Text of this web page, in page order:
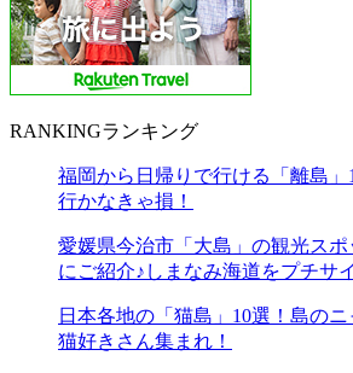
RANKINGランキング
福岡から日帰りで行ける「離島」
行かなきゃ損！
愛媛県今治市「大島」の観光ス
にご紹介♪しまなみ海道をプチサ
日本各地の「猫島」10選！島の
猫好きさん集まれ！